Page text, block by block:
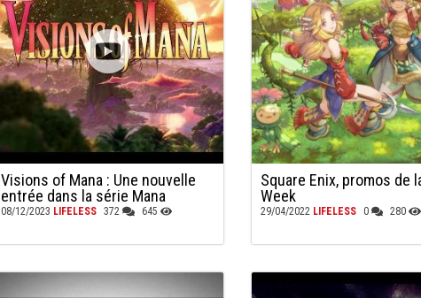
Visions of Mana : Une nouvelle
entrée dans la série Mana
08/12/2023 LIFELESS 372 645
Square Enix, promos de
Week
29/04/2022 LIFELESS 0 280